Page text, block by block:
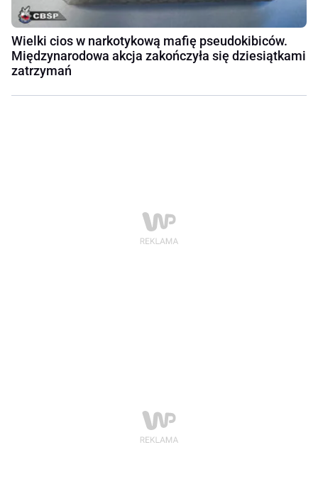
Wielki cios w narkotykową mafię pseudokibiców.
Międzynarodowa akcja zakończyła się dziesiątkami
zatrzymań